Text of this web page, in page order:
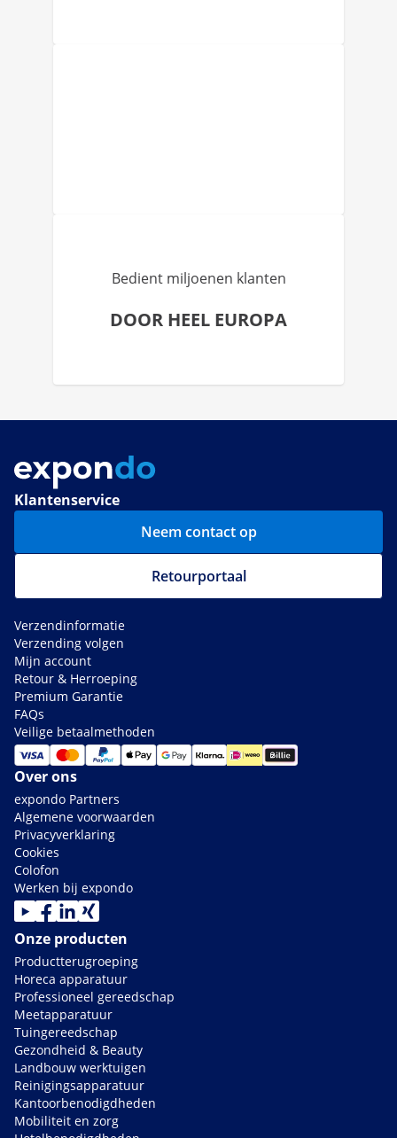
Bedient miljoenen klanten
DOOR HEEL EUROPA
Klantenservice
Neem contact op
Retourportaal
Verzendinformatie
Verzending volgen
Mijn account
Retour & Herroeping
Premium Garantie
FAQs
Veilige betaalmethoden
Over ons
expondo Partners
Algemene voorwaarden
Privacyverklaring
Cookies
Colofon
Werken bij expondo
Onze producten
Productterugroeping
Horeca apparatuur
Professioneel gereedschap
Meetapparatuur
Tuingereedschap
Gezondheid & Beauty
Landbouw werktuigen
Reinigingsapparatuur
Kantoorbenodigdheden
Mobiliteit en zorg